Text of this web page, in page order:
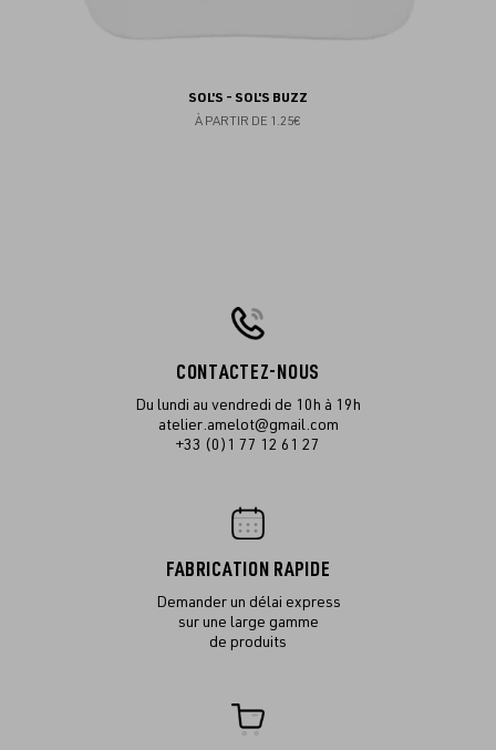
SOL'S - SOL'S BUZZ
À PARTIR DE 1.25€
CONTACTEZ-NOUS
Du lundi au vendredi de 10h à 19h
atelier.amelot@gmail.com
+33 (0)1 77 12 61 27
FABRICATION RAPIDE
Demander un délai express
sur une large gamme
de produits